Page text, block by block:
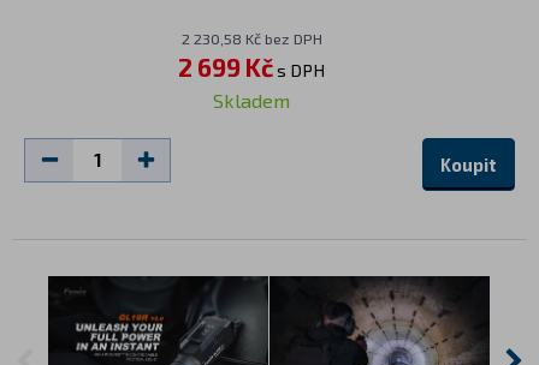
2 230,58 Kč bez DPH
2 699 Kčs DPH
Skladem
Koupit